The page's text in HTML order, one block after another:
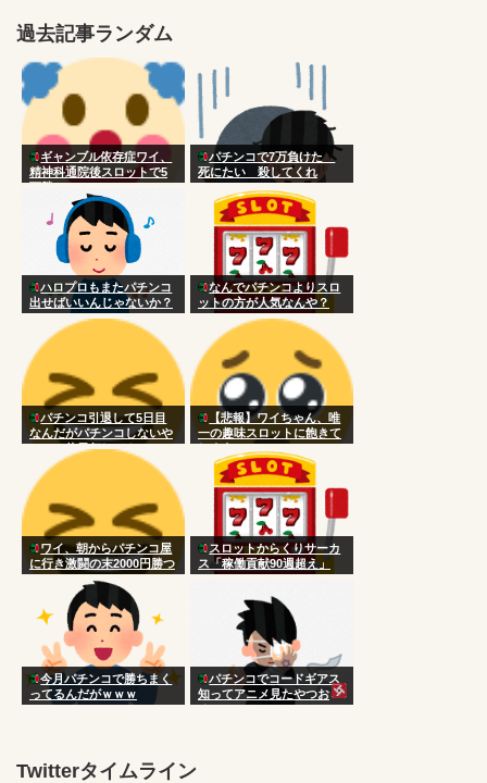
過去記事ランダム
ギャンブル依存症ワイ、
精神科通院後スロットで5
万勝ち
パチンコで7万負けた
死にたい 殺してくれ
ハロプロもまたパチンコ
出せばいいんじゃないか？
なんでパチンコよりスロ
ットの方が人気なんや？
パチンコ引退して5日目
なんだがパチンコしないや
つって休日何してんの？
【悲報】ワイちゃん、唯
一の趣味スロットに飽きて
しまう
ワイ、朝からパチンコ屋
に行き激闘の末2000円勝つ
スロットからくりサーカ
ス「稼働貢献90週超え」
今月パチンコで勝ちまく
ってるんだがｗｗｗ
パチンコでコードギアス
知ってアニメ見たやつお
る？
Twitterタイムライン